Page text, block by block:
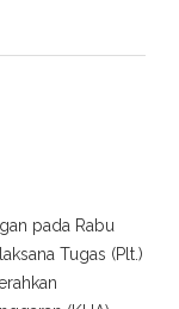
pada Rabu
Tugas (Plt.)